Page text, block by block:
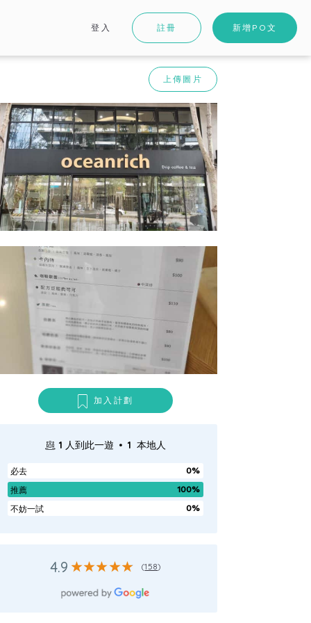
登入 註冊 新增PO文
上傳圖片
加入計劃
1 人到此一遊 . 1 本地人
必去
0%
推薦
100%
不妨一試
0%
4.9 (158)